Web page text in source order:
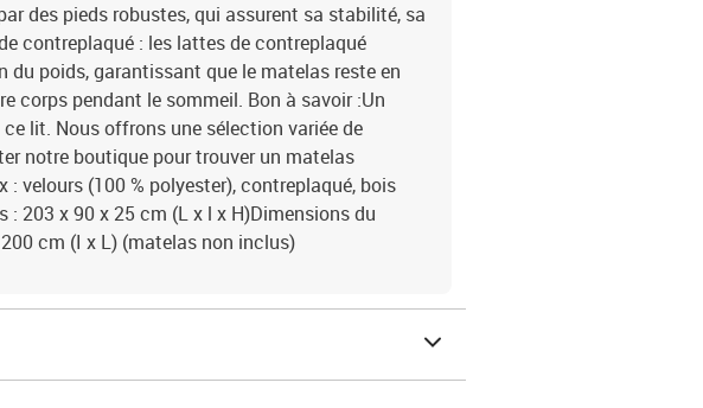
des pieds robustes, qui assurent sa stabilité, sa
contreplaqué : les lattes de contreplaqué
du poids, garantissant que le matelas reste en
corps pendant le sommeil. Bon à savoir :Un
lit. Nous offrons une sélection variée de
notre boutique pour trouver un matelas
: velours (100 % polyester), contreplaqué, bois
203 x 90 x 25 cm (L x l x H)Dimensions du
cm (I x L) (matelas non inclus)